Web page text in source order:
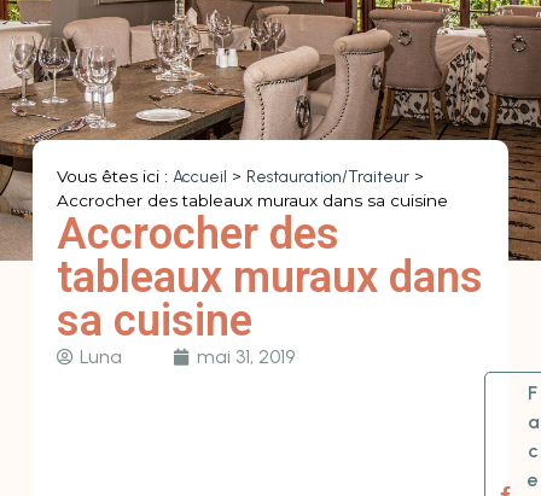
Vous êtes ici : Accueil > Restauration/Traiteur>
Accrocher des tableaux muraux dans sa cuisine
Accrocher des
tableaux muraux dans
sa cuisine
Luna mai 31, 2019
F
a
c
e